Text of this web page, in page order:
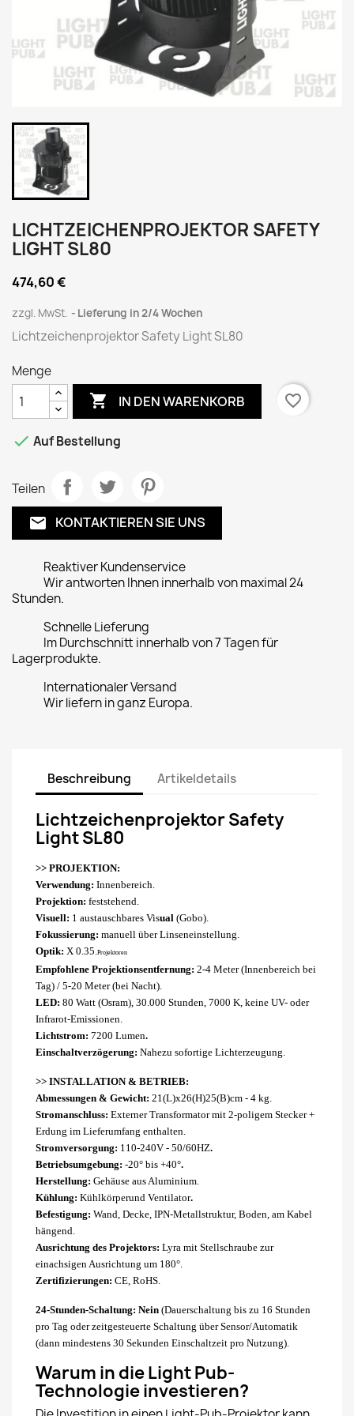
LICHTZEICHENPROJEKTOR SAFETY
LIGHT SL80
474,60 €
zzgl. MwSt. Lieferung in 2/4 Wochen
Lichtzeichenprojektor Safety Light SL80
Menge
 IN DEN WARENKORB favorite_border
 Auf Bestellung
Teilen
email KONTAKTIEREN SIE UNS
Reaktiver Kundenservice
Wir antworten Ihnen innerhalb von maximal 24
Stunden.
Schnelle Lieferung
Im Durchschnitt innerhalb von 7 Tagen für
Lagerprodukte.
Internationaler Versand
Wir liefern in ganz Europa.
Beschreibung Artikeldetails
Lichtzeichenprojektor Safety
Light SL80
>> PROJEKTION:
Verwendung: Innenbereich.
Projektion: feststehend.
Visuell: 1 austauschbares Visual (Gobo).
Fokussierung: manuell über Linseneinstellung.
Optik: X 0.35.Projektoren
Empfohlene Projektionsentfernung: 2-4 Meter (Innenbereich bei
Tag) / 5-20 Meter (bei Nacht).
LED: 80 Watt (Osram), 30.000 Stunden, 7000 K, keine UV- oder
Infrarot-Emissionen.
Lichtstrom: 7200 Lumen.
Einschaltverzögerung: Nahezu sofortige Lichterzeugung.
>> INSTALLATION & BETRIEB:
Abmessungen & Gewicht: 21(L)x26(H)25(B)cm - 4 kg.
Stromanschluss: Externer Transformator mit 2-poligem Stecker +
Erdung im Lieferumfang enthalten.
Stromversorgung: 110-240V - 50/60HZ.
Betriebsumgebung: -20° bis +40°.
Herstellung: Gehäuse aus Aluminium.
Kühlung: Kühlkörperund Ventilator.
Befestigung: Wand, Decke, IPN-Metallstruktur, Boden, am Kabel
hängend.
Ausrichtung des Projektors: Lyra mit Stellschraube zur
einachsigen Ausrichtung um 180°.
Zertifizierungen: CE, RoHS.
24-Stunden-Schaltung: Nein (Dauerschaltung bis zu 16 Stunden
pro Tag oder zeitgesteuerte Schaltung über Sensor/Automatik
(dann mindestens 30 Sekunden Einschaltzeit pro Nutzung).
Warum in die Light Pub-
Technologie investieren?